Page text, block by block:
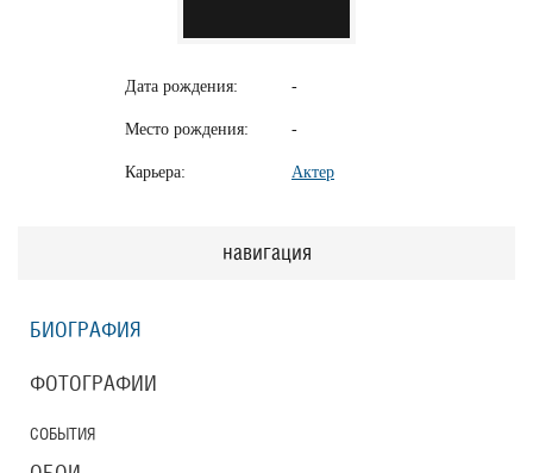
Дата рождения: -
Место рождения: -
Карьера: Актер
навигация
БИОГРАФИЯ
ФОТОГРАФИИ
СОБЫТИЯ